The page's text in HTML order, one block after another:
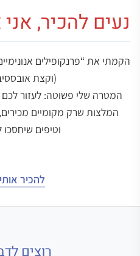
נעים להכיר, אני
(וקצת
המטרה שלי פשוטה: לעזור
המלצות שרק מקומיים
וטיפים
להכיר
רוצים